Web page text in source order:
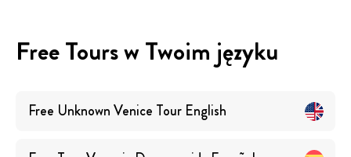
Free Tours w Twoim języku
Free Unknown Venice Tour English